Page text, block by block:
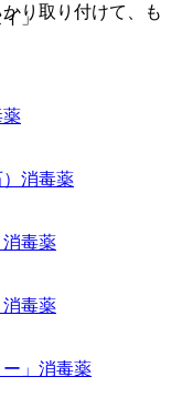
」
り取り付けて、も
薬
消毒薬
消毒薬
消毒薬
」 消毒薬